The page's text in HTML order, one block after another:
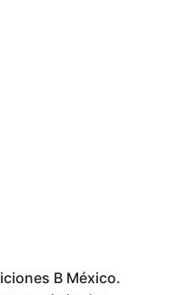
B México.